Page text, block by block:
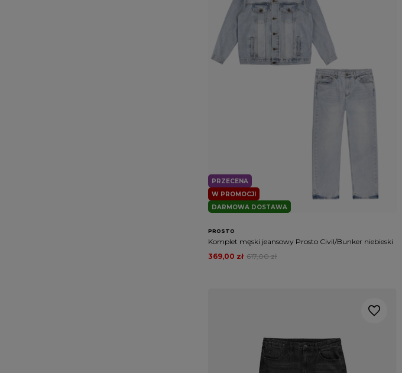
W PROMOCJI
PRZECENA
DARMOWA DOSTAWA
PROSTO
Komplet męski jeansowy Prosto Civil/Bunker niebieski
617,00 zł
369,00 zł